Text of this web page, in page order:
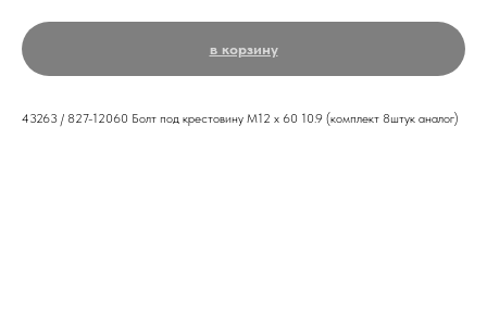
в корзину
43263 / 827-12060 Болт под крестовину M12 x 60 10.9 (комплект 8штук аналог)